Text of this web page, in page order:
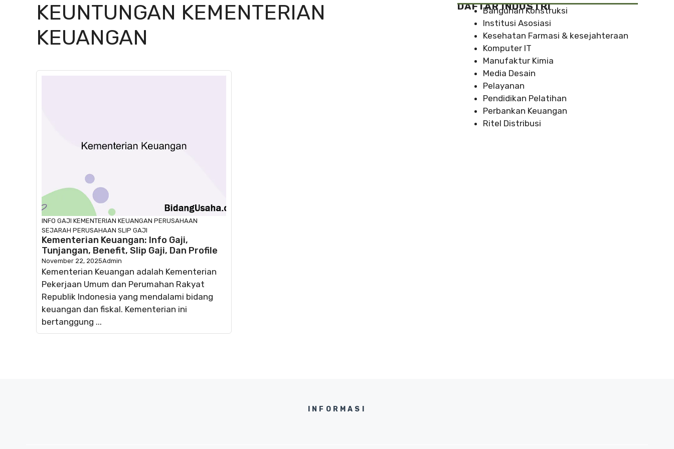
KEUNTUNGAN KEMENTERIAN
KEUANGAN
INFO GAJI KEMENTERIAN KEUANGAN PERUSAHAAN
SEJARAH PERUSAHAAN SLIP GAJI
Kementerian Keuangan: Info Gaji,
Tunjangan, Benefit, Slip Gaji, Dan Profile
November 22, 2025Admin
Kementerian Keuangan adalah Kementerian
Pekerjaan Umum dan Perumahan Rakyat
Republik Indonesia yang mendalami bidang
keuangan dan fiskal. Kementerian ini
bertanggung ...
DAFTAR INDUSTRI
Bangunan Konstruksi
Institusi Asosiasi
Kesehatan Farmasi & kesejahteraan
Komputer IT
Manufaktur Kimia
Media Desain
Pelayanan
Pendidikan Pelatihan
Perbankan Keuangan
Ritel Distribusi
INFORMASI